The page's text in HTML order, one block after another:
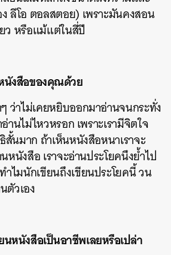
ลีโอ ตอลสตอย) เพราะมันคงสอน
ว หรือแม้แต่ในสี่ปี
นังสือของคุณด้วย
ๆ ว่าไม่เคยหยิบออกมาอ่านจนกระทั่ง
านไม่ไหวหรอก เพราะเรามีจิตใจ
นมาก ถ้าเห็นหนังสือหนาเราจะ
หนังสือ เราจะอ่านประโยคนึงย้ำไป
ไมนักเขียนถึงเขียนประโยคนี้ วน
ตัวเอง
หนังสือเป็นอาชีพเลยหรือเปล่า